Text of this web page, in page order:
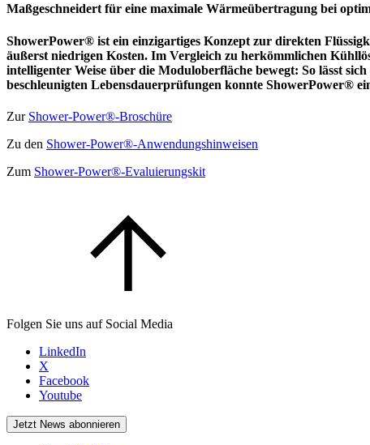
Maßgeschneidert für eine maximale Wärmeübertragung bei
ShowerPower® ist ein einzigartiges Konzept zur direkten
äußerst niedrigen Kosten. Im Vergleich zu herkömmlichen
intelligenter Weise über die Moduloberfläche bewegt: So lässt
beschleunigten Lebensdauerprüfungen konnte ShowerPower®
Zur Shower-Power®-Broschüre
Zu den Shower-Power®-Anwendungshinweisen
Zum Shower-Power®-Evaluierungskit
Folgen Sie uns auf Social Media
LinkedIn
X
Facebook
Youtube
Jetzt News abonnieren